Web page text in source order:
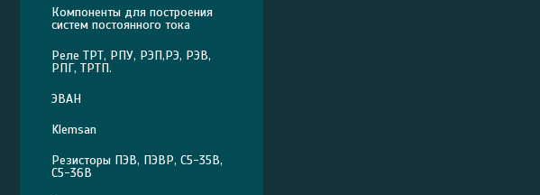
Компоненты для построения
систем постоянного тока
Реле ТРТ, РПУ, РЭП,РЭ, РЭВ,
РПГ, ТРТП.
ЭВАН
Klemsan
Резисторы ПЭВ, ПЭВР, С5-35В,
С5-36В